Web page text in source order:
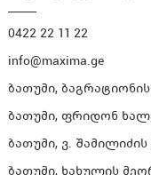
0422 22 11 22
info@maxima.ge
ბათუმი, ბაგრატიონის
ბათუმი, ფრიდონ
ბათუმი, ვ. შამილიძის
ბათუმი, ხახულის